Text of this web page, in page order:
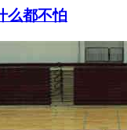
么都不怕